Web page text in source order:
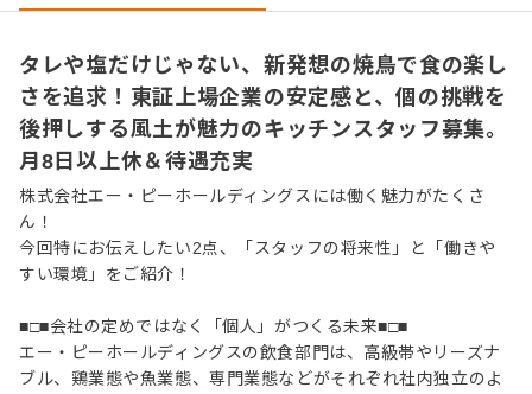
ができています。
タレや塩だけじゃない、新発想の焼鳥で食の楽し
さを追求！東証上場企業の安定感と、個の挑戦を
後押しする風土が魅力のキッチンスタッフ募集。
月8日以上休＆待遇充実
株式会社エー・ピーホールディングスには働く魅力がたくさ
ん！
今回特にお伝えしたい2点、「スタッフの将来性」と「働きや
すい環境」をご紹介！
■□■会社の定めではなく「個人」がつくる未来■□■
エー・ピーホールディングスの飲食部門は、高級帯やリーズナ
ブル、鶏業態や魚業態、専門業態などがそれぞれ社内独立のよ